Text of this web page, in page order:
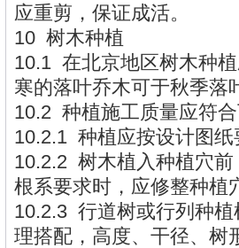
应重剪，保证成活。
10 树木种植
10.1 在北京地区树木种
寒的落叶乔木可于秋季
10.2 种植施工质量应符合
10.2.1 种植应按设计图
10.2.2 树木植入种植穴
根系要求时，应修整种植
10.2.3 行道树或行列种
理搭配，高度、干径、树